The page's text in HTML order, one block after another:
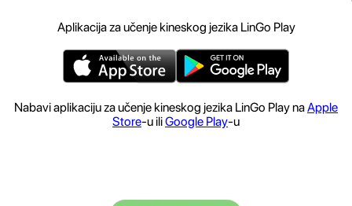
Aplikacija za učenje kineskog jezika LinGo Play
Nabavi aplikaciju za učenje kineskog jezika LinGo Play naApple
Store-u iliGoogle Play-u